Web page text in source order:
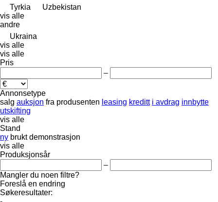
Tyrkia
Uzbekistan
vis alle
andre
Ukraina
vis alle
vis alle
Pris
–
Annonsetype
salg auksjon fra produsenten leasing kreditt i avdrag innbytte
utskifting
vis alle
Stand
ny brukt demonstrasjon
vis alle
Produksjonsår
–
Mangler du noen filtre?
Foreslå en endring
Søkeresultater: